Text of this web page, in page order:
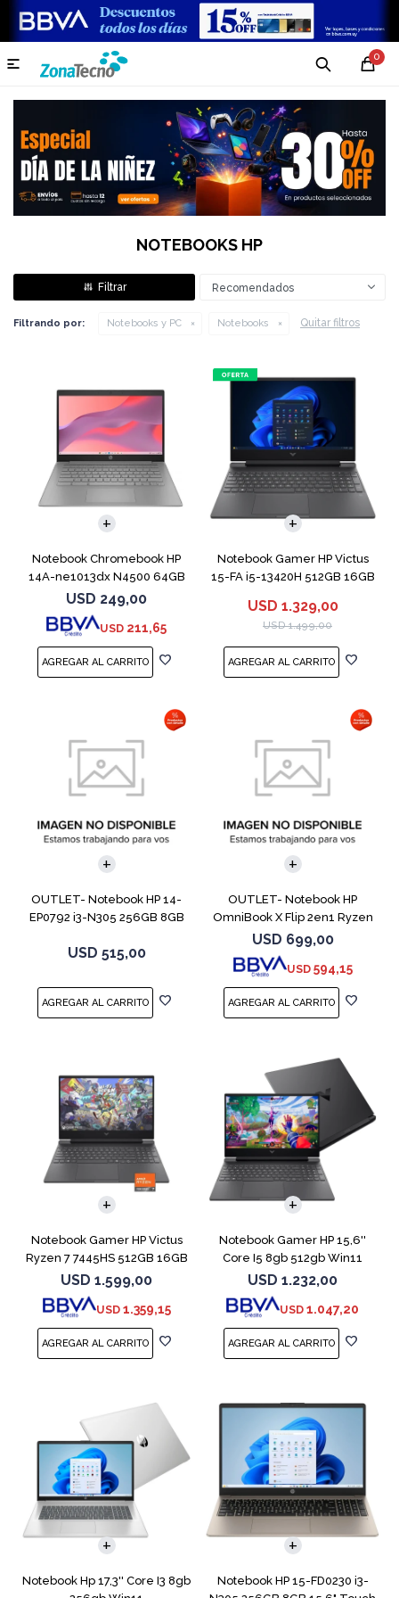
0

NOTEBOOKS HP
Recomendados
Filtrando por: Notebooks y PC Notebooks Quitar filtros
Notebook Chromebook HP
14A-ne1013dx N4500 64GB
4GB 14" Grey
USD 249,00
USD 211,65
Notebook Gamer HP Victus
15-FA i5-13420H 512GB 16GB
USD 1.329,00
USD 1.499,00
COMPARAR
OUTLET- Notebook HP 14-
EP0792 i3-N305 256GB 8GB
USD 515,00
COMPARAR
OUTLET- Notebook HP
OmniBook X Flip 2en1 Ryzen
5 512GB 8GB
USD 699,00
USD 594,15
COMPARAR
Notebook Gamer HP Victus
Ryzen 7 7445HS 512GB 16GB
RTX 4050
USD 1.599,00
USD 1.359,15
COMPARAR
Notebook Gamer HP 15,6''
Core I5 8gb 512gb Win11
Rtx3050
USD 1.232,00
USD 1.047,20
COMPARAR
Notebook Hp 17,3'' Core I3 8gb
COMPARAR
Notebook HP 15-FD0230 i3-
COMPARAR